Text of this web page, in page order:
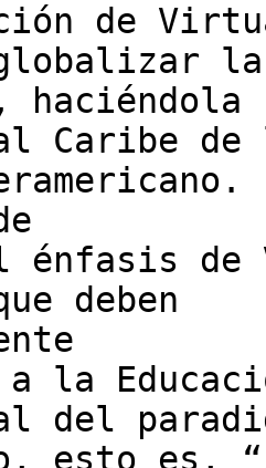
de
la
Caribe de
énfasis de
deben
la
del
esto es,